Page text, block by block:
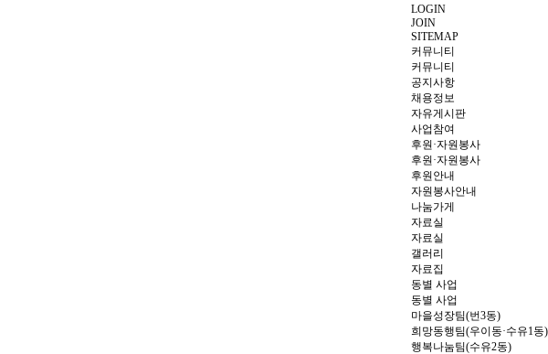
LOGIN
JOIN
SITEMAP
커뮤니티
커뮤니티
공지사항
채용정보
자유게시판
사업참여
후원·자원봉사
후원·자원봉사
후원안내
자원봉사안내
나눔가게
자료실
자료실
갤러리
자료집
동별 사업
동별 사업
마을성장팀(번3동)
희망동행팀(우이동·수유1동)
행복나눔팀(수유2동)